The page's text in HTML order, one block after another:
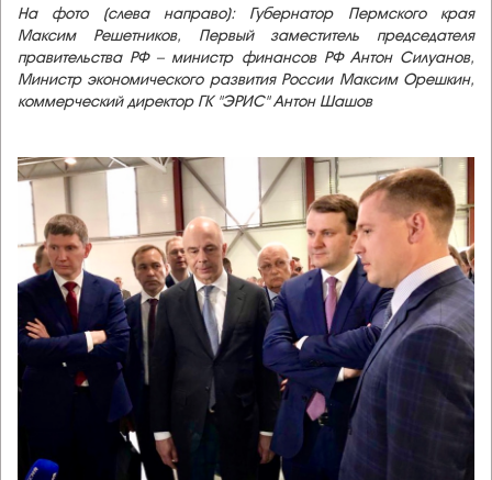
На фото (слева направо): Губернатор Пермского края
Максим Решетников, Первый заместитель председателя
правительства РФ – министр финансов РФ Антон Силуанов,
Министр экономического развития России Максим Орешкин,
коммерческий директор ГК "ЭРИС" Антон Шашов